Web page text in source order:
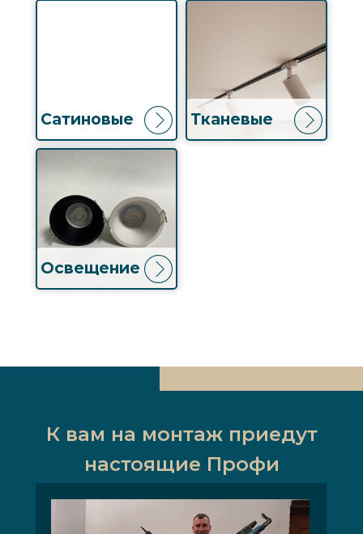
Сатиновые Тканевые
Освещение
К вам на монтаж приедут
настоящие Профи